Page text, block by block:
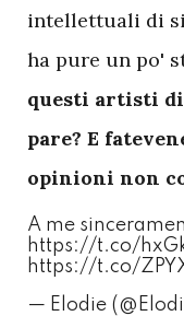
intellettuali di
ha pure un po'
questi artisti
pare? E
opinioni non
A me
https://t.co/
https://t.co/
— Elodie